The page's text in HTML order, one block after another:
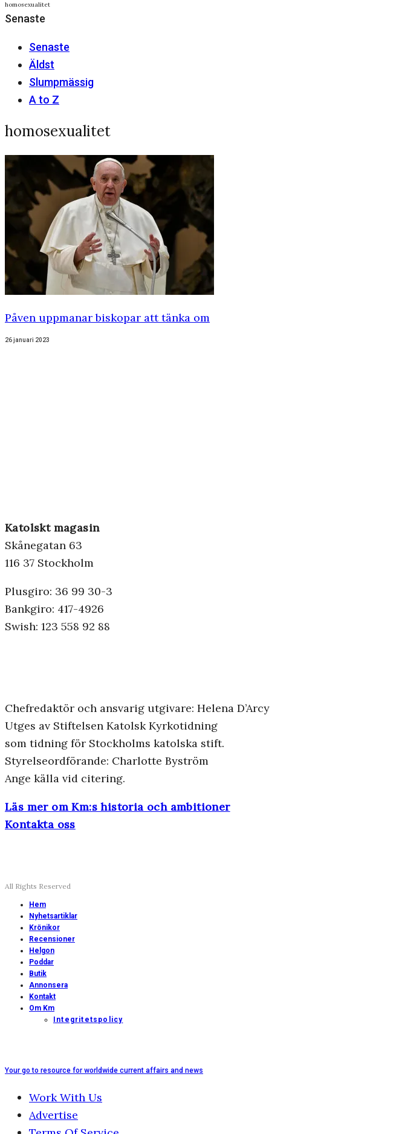
homosexualitet
Senaste
Senaste
Äldst
Slumpmässig
A to Z
homosexualitet
Påven uppmanar biskopar att tänka om
26 januari 2023
Katolskt magasin
Skånegatan 63
116 37 Stockholm
Plusgiro: 36 99 30-3
Bankgiro: 417-4926
Swish: 123 558 92 88
Chefredaktör och ansvarig utgivare: Helena D’Arcy
Utges av Stiftelsen Katolsk Kyrkotidning
som tidning för Stockholms katolska stift.
Styrelseordförande: Charlotte Byström
Ange källa vid citering.
Läs mer om Km:s historia och ambitioner
Kontakta oss
All Rights Reserved
Hem
Nyhetsartiklar
Krönikor
Recensioner
Helgon
Poddar
Butik
Annonsera
Kontakt
Om Km
Integritetspolicy
Your go to resource for worldwide current affairs and news
Work With Us
Advertise